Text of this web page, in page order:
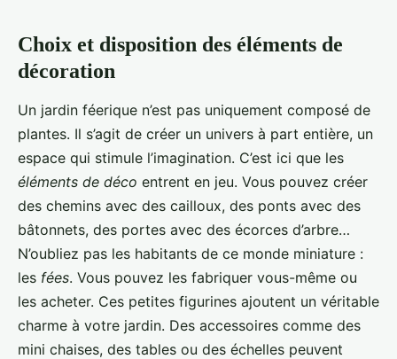
Choix et disposition des éléments de
décoration
Un jardin féerique n’est pas uniquement composé de
plantes. Il s’agit de créer un univers à part entière, un
espace qui stimule l’imagination. C’est ici que les
éléments de déco entrent en jeu. Vous pouvez créer
des chemins avec des cailloux, des ponts avec des
bâtonnets, des portes avec des écorces d’arbre…
N’oubliez pas les habitants de ce monde miniature :
les fées. Vous pouvez les fabriquer vous-même ou
les acheter. Ces petites figurines ajoutent un véritable
charme à votre jardin. Des accessoires comme des
mini chaises, des tables ou des échelles peuvent